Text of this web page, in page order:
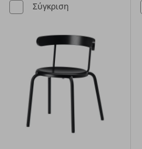
Σύγκριση